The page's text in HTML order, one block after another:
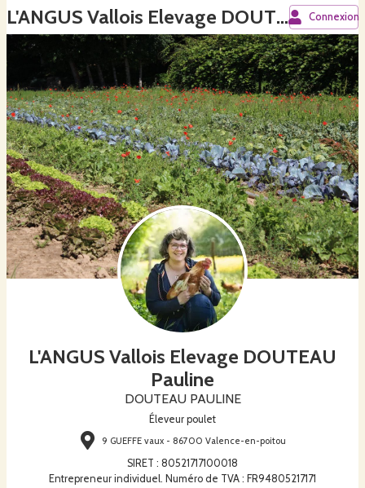
L'ANGUS Vallois Elevage DOUTEAU Pauline Connexion
L'ANGUS Vallois Elevage DOUTEAU
Pauline
DOUTEAU PAULINE
Éleveur poulet
9 GUEFFE vaux - 86700 Valence-en-poitou
SIRET : 80521717100018
Entrepreneur individuel. Numéro de TVA : FR94805217171